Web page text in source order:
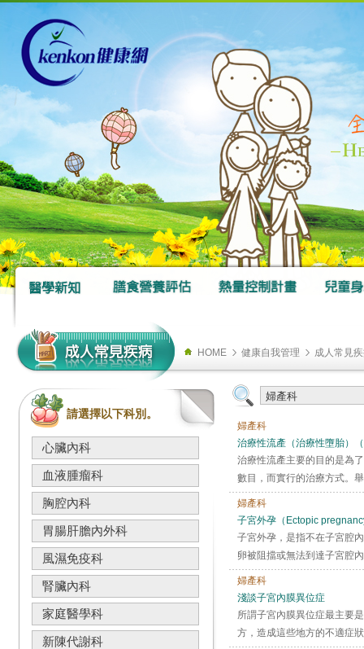
HOME 健康自我管理 成人常見
請選擇以下科別。
心臟內科
血液腫瘤科
胸腔內科
胃腸肝膽內外科
風濕免疫科
腎臟內科
家庭醫學科
新陳代謝科
婦產科
治療性流產（治療性墮胎）
治療性流產主要的目的是為
數目，而實行的治療方式。
婦產科
子宮外孕（Ectopic
子宮外孕，是指不在子宮腔
卵被阻擋或無法到達子宮腔
婦產科
淺談子宮內膜異位症
所謂子宮內膜異位症最主要
方，造成這些地方的不適症